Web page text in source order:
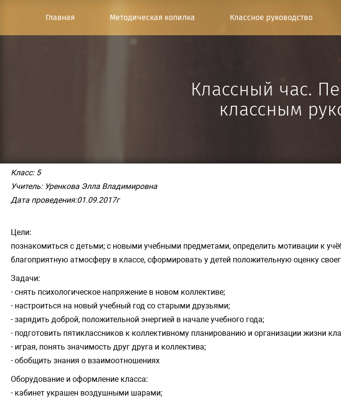
Главная Методическая копилка Классное руководство
Классный час.
классным
Класс: 5
Учитель: Уренкова Элла Владимировна
Дата проведения:01.09.2017г
Цели:
познакомиться с детьми; с новыми учебными предметами, определить мотивации к
благоприятную атмосферу в классе, сформировать у детей положительную оценку
Задачи:
- снять психологическое напряжение в новом коллективе;
- настроиться на новый учебный год со старыми друзьями;
- зарядить доброй, положительной энергией в начале учебного года;
- подготовить пятиклассников к коллективному планированию и организации жизни
- играя, понять значимость друг друга и коллектива;
- обобщить знания о взаимоотношениях
Оборудование и оформление класса:
- кабинет украшен воздушными шарами;